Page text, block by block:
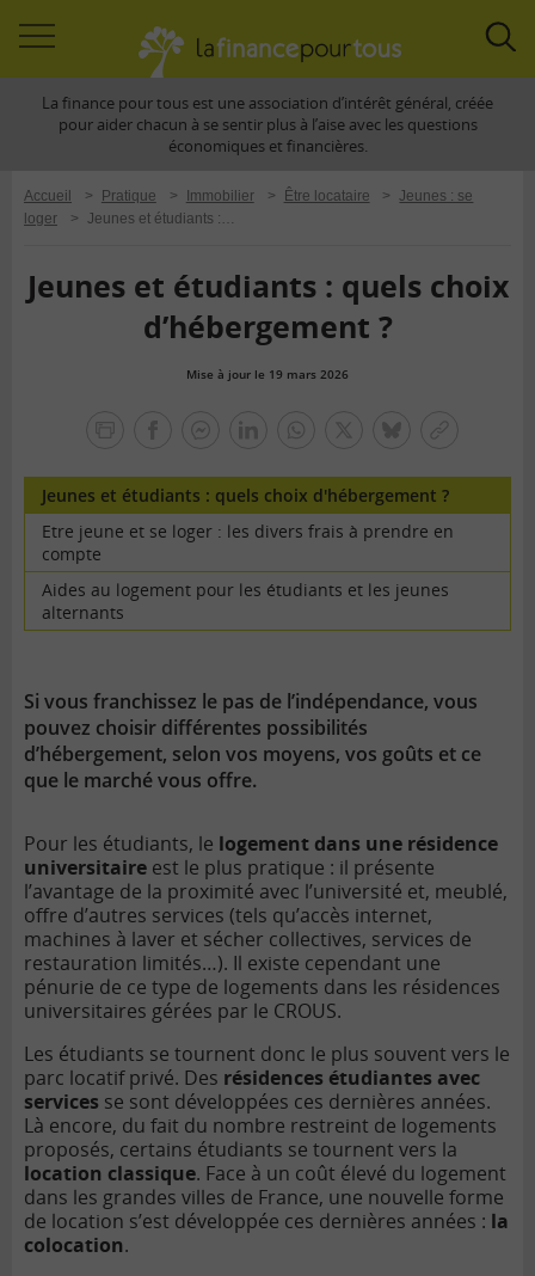
àLa finance pour tous est une association d’intérêt général, créée
pour aider chacun à se sentir plus à l’aise avec les questions
économiques et financières.
Accueil > Pratique > Immobilier > Être locataire >
Jeunes : se
loger
> Jeunes et étudiants : quels choix d’hébergement ?
Jeunes et étudiants : quels choix
d’hébergement ?
Mise à jour le 19 mars 2026
tous
lien
Jeunes et étudiants : quels choix d'hébergement ?
Etre jeune et se loger : les divers frais à prendre en
compte
Aides au logement pour les étudiants et les jeunes
alternants
Si vous franchissez le pas de l’indépendance, vous
pouvez choisir différentes possibilités
d’hébergement, selon vos moyens, vos goûts et ce
que le marché vous offre.
Pour les étudiants, le logement dans une résidence
universitaire est le plus pratique : il présente
l’avantage de la proximité avec l’université et, meublé,
offre d’autres services (tels qu’accès internet,
machines à laver et sécher collectives, services de
restauration limités…). Il existe cependant une
pénurie de ce type de logements dans les résidences
universitaires gérées par le CROUS.
Les étudiants se tournent donc le plus souvent vers le
parc locatif privé. Des résidences étudiantes avec
services se sont développées ces dernières années.
Là encore, du fait du nombre restreint de logements
proposés, certains étudiants se tournent vers la
location classique. Face à un coût élevé du logement
dans les grandes villes de France, une nouvelle forme
de location s’est développée ces dernières années : la
colocation.